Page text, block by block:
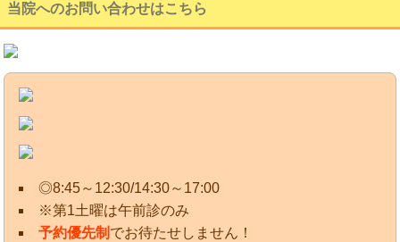
当院へのお問い合わせはこちら
◎8:45～12:30/14:30～17:00
※第1土曜は午前診のみ
予約優先制 でお待たせしません！